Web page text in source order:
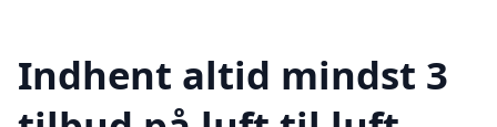
Indhent altid mindst 3